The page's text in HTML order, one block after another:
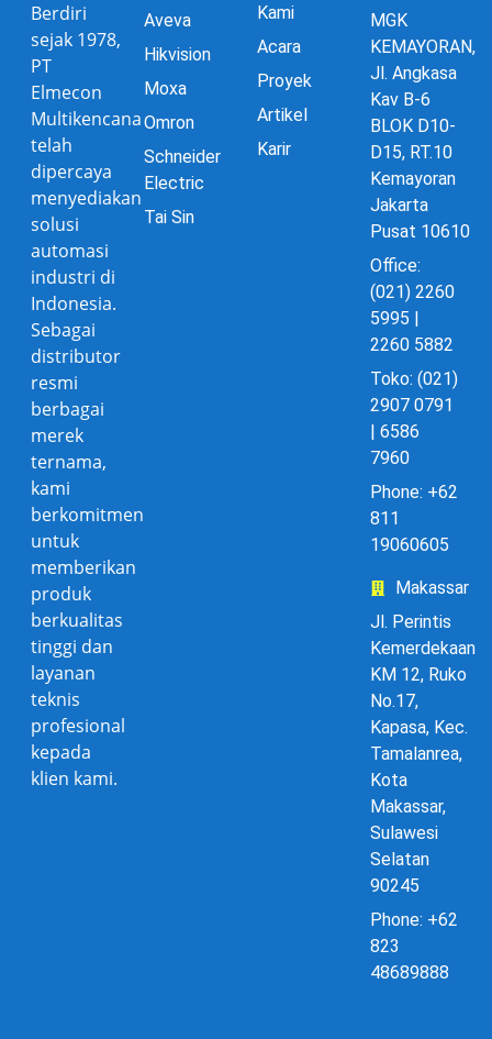
Berdiri
sejak 1978,
PT
Elmecon
Multikencana
telah
dipercaya
menyediakan
solusi
automasi
industri di
Indonesia.
Sebagai
distributor
resmi
berbagai
merek
ternama,
kami
berkomitmen
untuk
memberikan
produk
berkualitas
tinggi dan
layanan
teknis
profesional
kepada
klien kami.
Aveva
Hikvision
Moxa
Omron
Schneider
Electric
Tai Sin
Kami
Acara
Proyek
Artikel
Karir
MGK
KEMAYORAN,
Jl. Angkasa
Kav B-6
BLOK D10-
D15, RT.10
Kemayoran
Jakarta
Pusat 10610
Office:
(021) 2260
5995 |
2260 5882
Toko: (021)
2907 0791
| 6586
7960
Phone: +62
811
19060605
Makassar
Jl. Perintis
Kemerdekaan
KM 12, Ruko
No.17,
Kapasa, Kec.
Tamalanrea,
Kota
Makassar,
Sulawesi
Selatan
90245
Phone: +62
823
48689888